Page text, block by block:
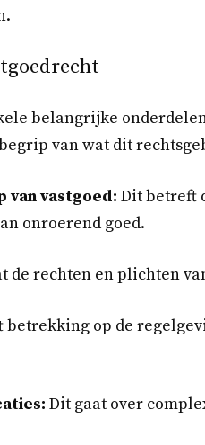
belangrijke
van wat dit
van vastgoed: Dit betreft
onroerend goed.
de rechten en plichten
betrekking op de
Dit gaat over